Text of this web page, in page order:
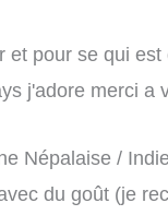
pour se qui est
j'adore merci a
Népalaise /
du goût (je